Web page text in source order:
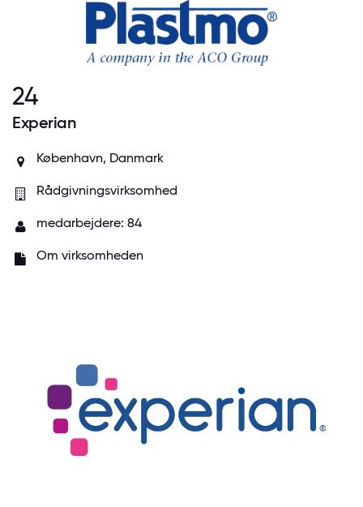
24
Experian
København, Danmark
Rådgivningsvirksomhed
medarbejdere: 84
Om virksomheden